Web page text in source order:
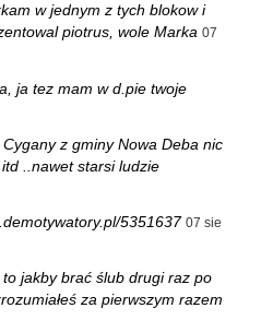
w jednym z tych blokow i
piotrus, wole Marka 07
ja tez mam w d.pie twoje
z gminy Nowa Deba nic
..nawet starsi ludzie
5351637 07 sie
to jakby brać ślub drugi raz po
za pierwszym razem